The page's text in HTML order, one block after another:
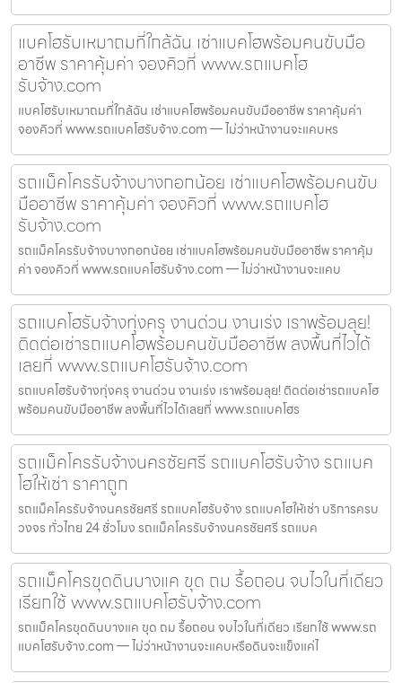
แบคโฮรับเหมาถมที่ใกล้ฉัน เช่าแบคโฮพร้อมคนขับมือ
อาชีพ ราคาคุ้มค่า จองคิวที่ www.รถแบคโฮ
รับจ้าง.com
แบคโฮรับเหมาถมที่ใกล้ฉัน เช่าแบคโฮพร้อมคนขับมืออาชีพ ราคาคุ้มค่า
จองคิวที่ www.รถแบคโฮรับจ้าง.com — ไม่ว่าหน้างานจะแคบหร
รถแม็คโครรับจ้างบางกอกน้อย เช่าแบคโฮพร้อมคนขับ
มืออาชีพ ราคาคุ้มค่า จองคิวที่ www.รถแบคโฮ
รับจ้าง.com
รถแม็คโครรับจ้างบางกอกน้อย เช่าแบคโฮพร้อมคนขับมืออาชีพ ราคาคุ้ม
ค่า จองคิวที่ www.รถแบคโฮรับจ้าง.com — ไม่ว่าหน้างานจะแคบ
รถแบคโฮรับจ้างทุ่งครุ งานด่วน งานเร่ง เราพร้อมลุย!
ติดต่อเช่ารถแบคโฮพร้อมคนขับมืออาชีพ ลงพื้นที่ไวได้
เลยที่ www.รถแบคโฮรับจ้าง.com
รถแบคโฮรับจ้างทุ่งครุ งานด่วน งานเร่ง เราพร้อมลุย! ติดต่อเช่ารถแบคโฮ
พร้อมคนขับมืออาชีพ ลงพื้นที่ไวได้เลยที่ www.รถแบคโฮร
รถแม็คโครรับจ้างนครชัยศรี รถแบคโฮรับจ้าง รถแบค
โฮให้เช่า ราคาถูก
รถแม็คโครรับจ้างนครชัยศรี รถแบคโฮรับจ้าง รถแบคโฮให้เช่า บริการครบ
วงจร ทั่วไทย 24 ชั่วโมง รถแม็คโครรับจ้างนครชัยศรี รถแบค
รถแม็คโครขุดดินบางแค ขุด ถม รื้อถอน จบไวในที่เดียว
เรียกใช้ www.รถแบคโฮรับจ้าง.com
รถแม็คโครขุดดินบางแค ขุด ถม รื้อถอน จบไวในที่เดียว เรียกใช้ www.รถ
แบคโฮรับจ้าง.com — ไม่ว่าหน้างานจะแคบหรือดินจะแข็งแค่ไ